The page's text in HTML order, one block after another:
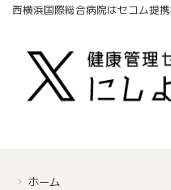
西横浜国際総合病院はセコム提携
ホーム